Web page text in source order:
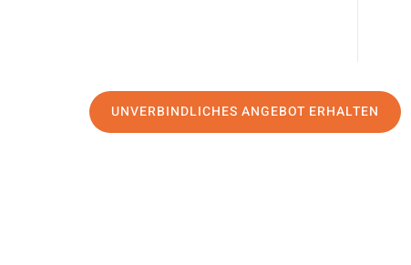
UNVERBINDLICHES ANGEBOT ERHALTEN